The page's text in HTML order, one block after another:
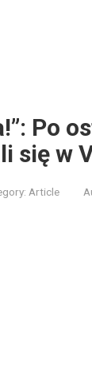
Po
się w
Article